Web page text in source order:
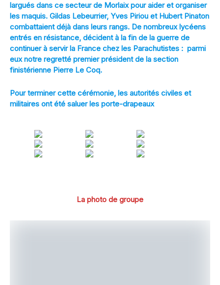
largués dans ce secteur de Morlaix pour aider et organiser
les maquis. Gildas Lebeurrier, Yves Piriou et Hubert Pinaton
combattaient déjà dans leurs rangs. De nombreux lycéens
entrés en résistance, décident à la fin de la guerre de
continuer à servir la France chez les Parachutistes : parmi
eux notre regretté premier président de la section
finistérienne Pierre Le Coq.
Pour terminer cette cérémonie, les autorités civiles et
militaires ont été saluer les porte-drapeaux
La photo de groupe